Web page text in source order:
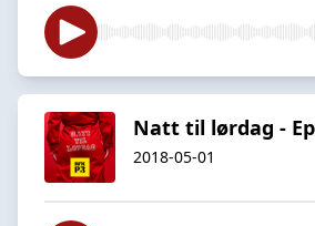
Natt til lørdag -
2018-05-01